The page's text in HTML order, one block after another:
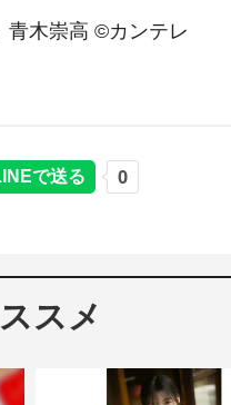
青木崇高 ©カンテレ
スメ